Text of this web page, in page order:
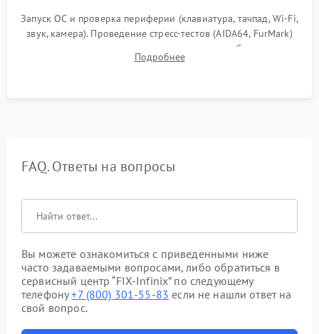
Запуск ОС и проверка периферии (клавиатура, тачпад, Wi-Fi,
звук, камера). Проведение стресс-тестов (AIDA64, FurMark)
для контроля температурного режима и стабильности
системы под пиковой нагрузкой.
Подробнее
FAQ. Ответы на вопросы
Вы можете ознакомиться с приведенными ниже
часто задаваемыми вопросами, либо обратиться в
сервисный центр “FIX-Infinix” по следующему
телефону+7 (800) 301-55-83 если не нашли ответ на
свой вопрос.